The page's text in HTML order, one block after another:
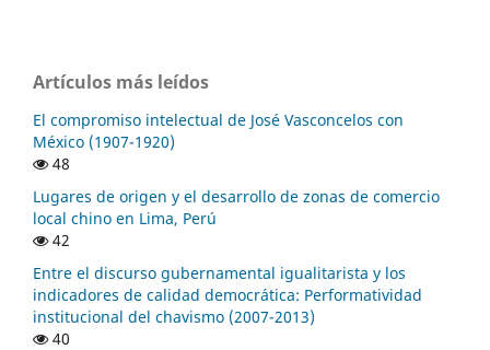
Artículos más leídos
El compromiso intelectual de José Vasconcelos con
México (1907-1920)
48
Lugares de origen y el desarrollo de zonas de comercio
local chino en Lima, Perú
42
Entre el discurso gubernamental igualitarista y los
indicadores de calidad democrática: Performatividad
institucional del chavismo (2007-2013)
40